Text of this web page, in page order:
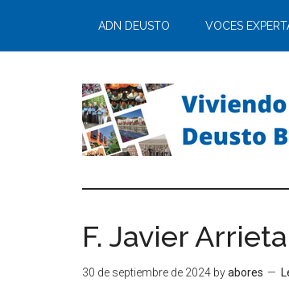
ADN DEUSTO VOCES
F. Javier
30 de septiembre de 2024 byabores